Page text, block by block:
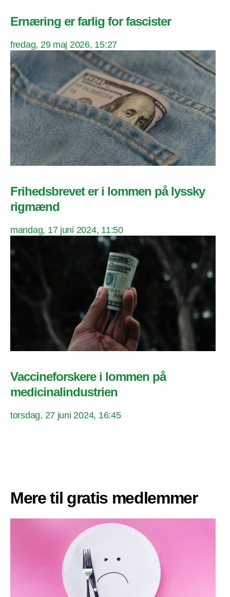
Ernæring er farlig for fascister
fredag, 29 maj 2026, 15:27
Frihedsbrevet er i lommen på lyssky
rigmænd
mandag, 17 juni 2024, 11:50
Vaccineforskere i lommen på
medicinalindustrien
torsdag, 27 juni 2024, 16:45
Mere til gratis medlemmer